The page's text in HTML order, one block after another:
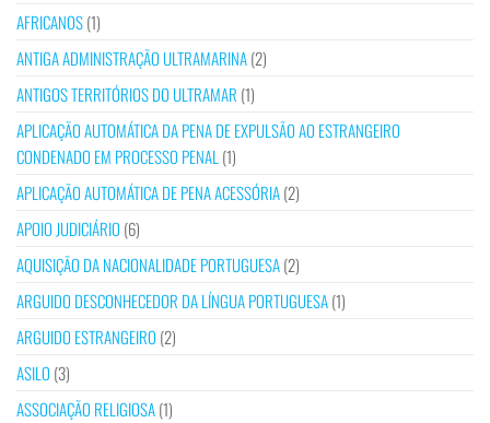
AFRICANOS(1)
ANTIGA ADMINISTRAÇÃO ULTRAMARINA(2)
ANTIGOS TERRITÓRIOS DO ULTRAMAR (1)
APLICAÇÃO AUTOMÁTICA DA PENA DE EXPULSÃO AO ESTRANGEIRO
CONDENADO EM PROCESSO PENAL (1)
APLICAÇÃO AUTOMÁTICA DE PENA ACESSÓRIA(2)
APOIO JUDICIÁRIO (6)
AQUISIÇÃO DA NACIONALIDADE PORTUGUESA(2)
ARGUIDO DESCONHECEDOR DA LÍNGUA PORTUGUESA(1)
ARGUIDO ESTRANGEIRO (2)
ASILO (3)
ASSOCIAÇÃO RELIGIOSA(1)